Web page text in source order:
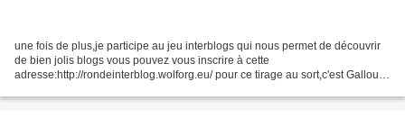
une fois de plus,je participe au jeu interblogs qui nous permet de découvrir
de bien jolis blogs vous pouvez vous inscrire à cette
adresse:http://rondeinterblog.wolforg.eu/ pour ce tirage au sort,c'est Gallou